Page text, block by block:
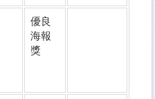
優良
海報
獎